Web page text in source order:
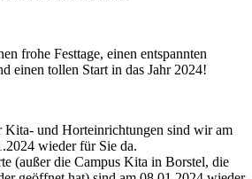
frohe Festtage, einen entspannten
einen tollen Start in das Jahr 2024!
Kita- und Horteinrichtungen sind wir am
wieder für Sie da.
(außer die Campus Kita in Borstel, die